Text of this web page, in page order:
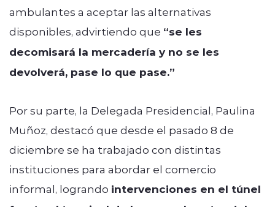
ambulantes a aceptar las alternativas
disponibles, advirtiendo que “se les
decomisará la mercadería y no se les
devolverá, pase lo que pase.”
Por su parte, la Delegada Presidencial, Paulina
Muñoz, destacó que desde el pasado 8 de
diciembre se ha trabajado con distintas
instituciones para abordar el comercio
informal, logrando intervenciones en el túnel